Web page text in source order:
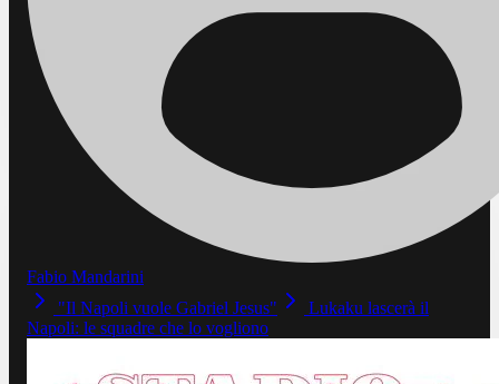
Fabio Mandarini
"Il Napoli vuole Gabriel Jesus"
Lukaku lascerà il
Napoli: le squadre che lo vogliono